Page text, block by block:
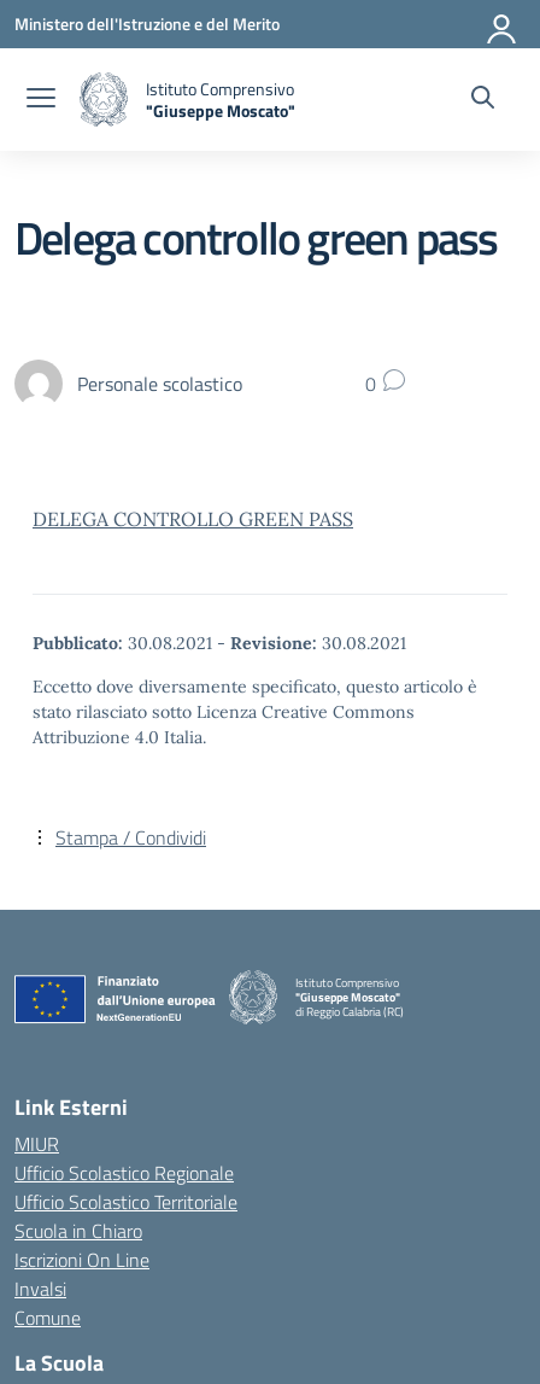
Vai ai contenuti
Vai al menu di navigazione
Vai al footer
Ministero dell'Istruzione e del Merito
Istituto Comprensivo
"Giuseppe Moscato"
Delega controllo green pass
Personale scolastico 0
DELEGA CONTROLLO GREEN PASS
Pubblicato: 30.08.2021 - Revisione: 30.08.2021
Eccetto dove diversamente specificato, questo articolo è
stato rilasciato sotto Licenza Creative Commons
Attribuzione 4.0 Italia.
Stampa / Condividi
Istituto Comprensivo
"Giuseppe Moscato"
di Reggio Calabria (RC)
— Visita la pagina iniziale della scuola
Link Esterni
MIUR
Ufficio Scolastico Regionale
Ufficio Scolastico Territoriale
Scuola in Chiaro
Iscrizioni On Line
Invalsi
Comune
La Scuola